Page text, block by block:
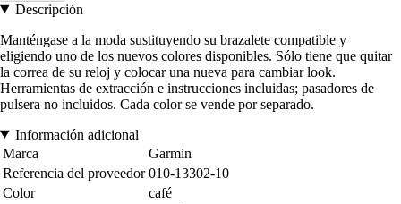
Descripción
Manténgase a la moda sustituyendo su brazalete compatible y
eligiendo uno de los nuevos colores disponibles. Sólo tiene que quitar
la correa de su reloj y colocar una nueva para cambiar look.
Herramientas de extracción e instrucciones incluidas; pasadores de
pulsera no incluidos. Cada color se vende por separado.
Información adicional
Marca
Garmin
Referencia del proveedor 010-13302-10
Color
café